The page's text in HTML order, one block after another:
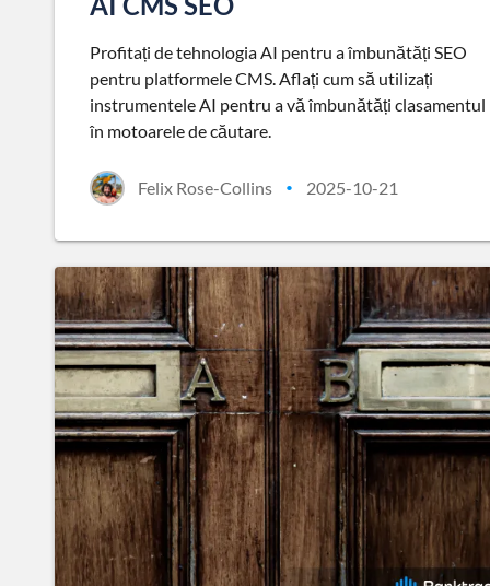
Profitați de tehnologia AI pentru a îmbunătăți SEO
pentru platformele CMS. Aflați cum să utilizați
instrumentele AI pentru a vă îmbunătăți clasamentul
în motoarele de căutare.
Felix Rose-Collins • 2025-10-21